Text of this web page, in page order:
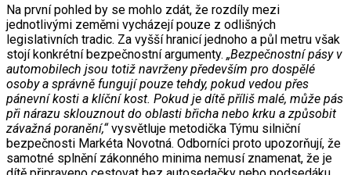
Na první pohled by se mohlo zdát, že rozdíly mezi
jednotlivými zeměmi vycházejí pouze z odlišných
legislativních tradic. Za vyšší hranicí jednoho a půl metru však
stojí konkrétní bezpečnostní argumenty. „Bezpečnostní pásy v
automobilech jsou totiž navrženy především pro dospělé
osoby a správně fungují pouze tehdy, pokud vedou přes
pánevní kosti a klíční kost. Pokud je dítě příliš malé, může pás
při nárazu sklouznout do oblasti břicha nebo krku a způsobit
závažná poranění,“vysvětluje metodička Týmu silniční
bezpečnosti Markéta Novotná. Odborníci proto upozorňují, že
samotné splnění zákonného minima nemusí znamenat, že je